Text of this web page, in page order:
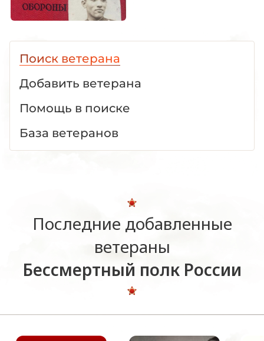
Поиск ветерана
Добавить ветерана
Помощь в поиске
База ветеранов
Последние добавленные
ветераны
Бессмертный полк России